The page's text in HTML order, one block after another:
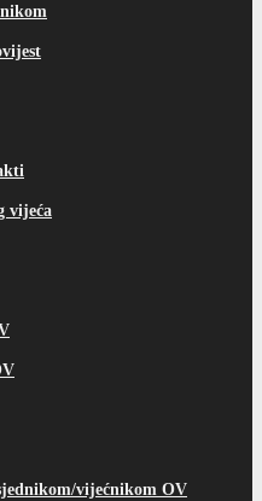
vijeća
vijećnikom OV